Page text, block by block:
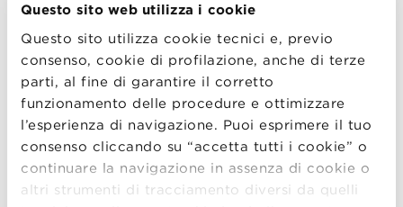
Questo sito web utilizza i cookie
Questo sito utilizza cookie tecnici e, previo
consenso, cookie di profilazione, anche di terze
parti, al fine di garantire il corretto
funzionamento delle procedure e ottimizzare
l’esperienza di navigazione. Puoi esprimere il tuo
consenso cliccando su “accetta tutti i cookie” o
continuare la navigazione in assenza di cookie o
altri strumenti di tracciamento diversi da quelli
previsioni meteo, e alle ripercussioni
atmosferiche sul nostro territorio: tutto
questo è scienza per le persone– ha detto
Patrizio Bianchi –vale a dire strutture
complesse che sono essenziali a creare un
quotidiano più semplice per tutti”
Professore ordinario di Economia Applicata